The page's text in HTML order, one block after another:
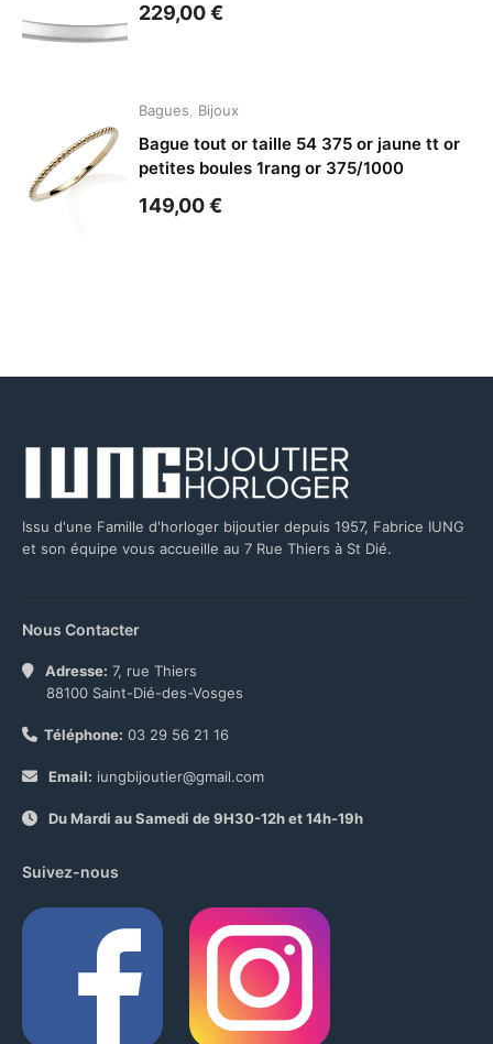
229,00€
Bagues Bijoux
Bague tout or taille 54 375 or jaune tt or
petites boules 1rang or 375/1000
149,00€
Issu d'une Famille d'horloger bijoutier depuis 1957, Fabrice IUNG
et son équipe vous accueille au 7 Rue Thiers à St Dié.
Nous Contacter
Adresse: 7, rue Thiers
88100 Saint-Dié-des-Vosges
Téléphone: 03 29 56 21 16
Email: iungbijoutier@gmail.com
Du Mardi au Samedi de 9H30-12h et 14h-19h
Suivez-nous